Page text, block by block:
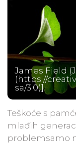
James Field
(https://
sa/3.0)]
Teškoće s
mlađih
problemsamo